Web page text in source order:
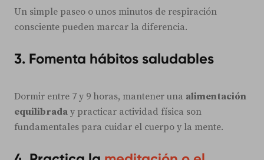
Un simple paseo o unos minutos de respiración
consciente pueden marcar la diferencia.
3. Fomenta hábitos saludables
Dormir entre 7 y 9 horas, mantener una alimentación
equilibrada y practicar actividad física son
fundamentales para cuidar el cuerpo y la mente.